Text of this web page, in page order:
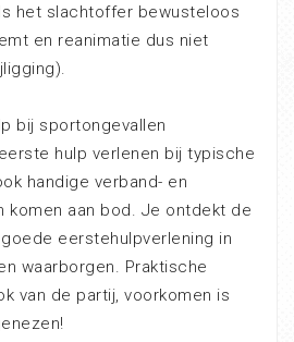
het slachtoffer bewusteloos
en reanimatie dus niet
bij sportongevallen
hulp verlenen bij typische
handige verband- en
komen aan bod. Je ontdekt de
eerstehulpverlening in
waarborgen. Praktische
van de partij, voorkomen is